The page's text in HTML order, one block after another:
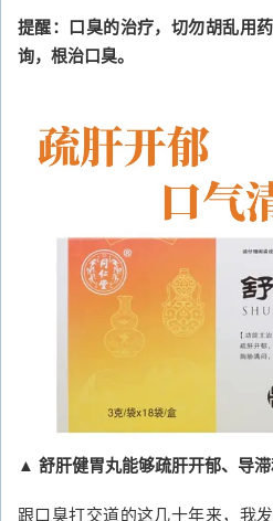
提醒：口臭的治疗，切勿胡乱用
询，根治口臭。
▲ 舒肝健胃丸能够疏肝开郁、导滞
跟口臭打交道的这几十年来，我